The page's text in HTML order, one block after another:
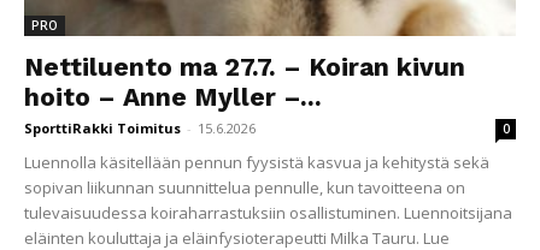
PRO
Nettiluento ma 27.7. – Koiran kivun
hoito – Anne Myller –...
SporttiRakki Toimitus - 15.6.2026 0
Luennolla käsitellään pennun fyysistä kasvua ja kehitystä sekä
sopivan liikunnan suunnittelua pennulle, kun tavoitteena on
tulevaisuudessa koiraharrastuksiin osallistuminen. Luennoitsijana
eläinten kouluttaja ja eläinfysioterapeutti Milka Tauru. Lue